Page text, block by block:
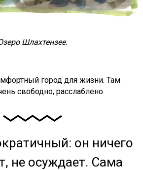
Шлахтензее.
город для жизни. Там
свободно, расслаблено.
он ничего
не осуждает. Сама